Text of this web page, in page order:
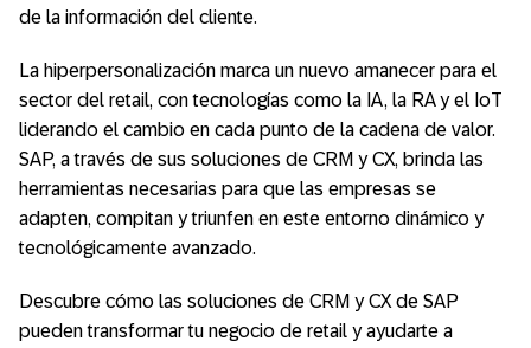
de la información del cliente.
La hiperpersonalización marca un nuevo amanecer para el
sector del retail, con tecnologías como la IA, la RA y el IoT
liderando el cambio en cada punto de la cadena de valor.
SAP, a través de sus soluciones de CRM y CX, brinda las
herramientas necesarias para que las empresas se
adapten, compitan y triunfen en este entorno dinámico y
tecnológicamente avanzado.
Descubre cómo las soluciones de CRM y CX de SAP
pueden transformar tu negocio de retail y ayudarte a